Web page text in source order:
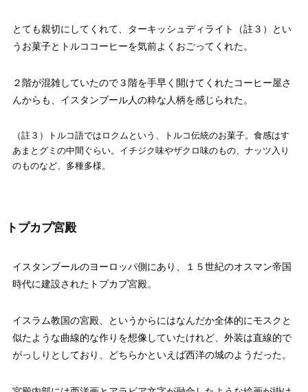
とても親切にしてくれて、ターキッシュディライト（註３）とい
うお菓子とトルココーヒーを気前よくおごってくれた。
２階が混雑していたので３階を手早く開けてくれたコーヒー屋さ
んからも、イスタンブール人の粋な人柄を感じられた。
（註３）トルコ語ではロクムという、トルコ伝統のお菓子。食感はす
あまとグミの中間ぐらい。イチジク味やザクロ味のもの、ナッツ入り
のものなど、多種多様。
トプカプ宮殿
イスタンブールのヨーロッパ側にあり、１５世紀のオスマン帝国
時代に建設されたトプカプ宮殿。
イスラム教国の宮殿、というからにはなんだか全体的にモスクと
似たような曲線的な作りを想像していたけれど、外装は直線的で
がっしりとしており、どちらかといえば西洋の城のようだった。